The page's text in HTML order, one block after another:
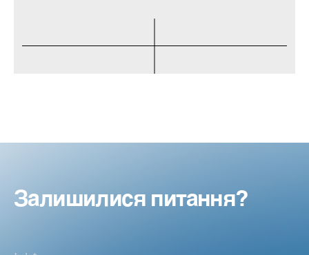
Залишилися питання?